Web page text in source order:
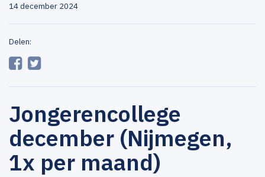
14 december 2024
Delen:
Jongerencollege
december (Nijmegen,
1x per maand)